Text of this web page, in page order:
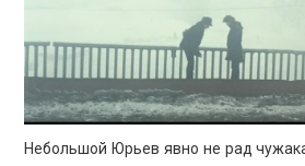
Небольшой Юрьев явно не рад